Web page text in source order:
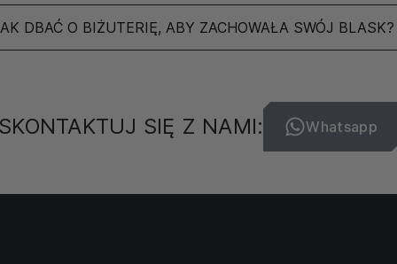
DBAĆ O BIŻUTERIĘ, ABY ZACHOWAŁA SWÓJ BLASK?
SIĘ Z NAMI: Whatsapp